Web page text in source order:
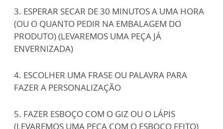
3. ESPERAR SECAR DE 30 MINUTOS A UMA HORA
(OU O QUANTO PEDIR NA EMBALAGEM DO
PRODUTO) (LEVAREMOS UMA PEÇA JÁ
ENVERNIZADA)
4. ESCOLHER UMA FRASE OU PALAVRA PARA
FAZER A PERSONALIZAÇÃO
5. FAZER ESBOÇO COM O GIZ OU O LÁPIS
(LEVAREMOS UMA PEÇA COM O ESBOÇO FEITO)